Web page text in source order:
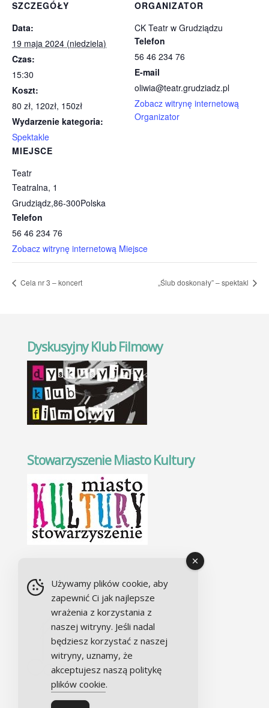
SZCZEGÓŁY
Data:
19 maja 2024 (niedziela)
Czas:
15:30
Koszt:
80 zł, 120zł, 150zł
Wydarzenie kategoria:
Spektakle
MIEJSCE
Teatr
Teatralna, 1
Grudziądz,86-300Polska
Telefon
56 46 234 76
Zobacz witrynę internetową Miejsce
ORGANIZATOR
CK Teatr w Grudziądzu
Telefon
56 46 234 76
E-mail
oliwia@teatr.grudziadz.pl
Zobacz witrynę internetową
Organizator
Cela nr 3 – koncert „Ślub doskonały” – spektakl
Dyskusyjny Klub Filmowy
Stowarzyszenie Miasto Kultury
Chór Alla camera
Używamy plików cookie, aby
zapewnić Ci jak najlepsze
wrażenia z korzystania z
naszej witryny. Jeśli nadal
będziesz korzystać z naszej
witryny, uznamy, że
akceptujesz naszą politykę
plików cookie.